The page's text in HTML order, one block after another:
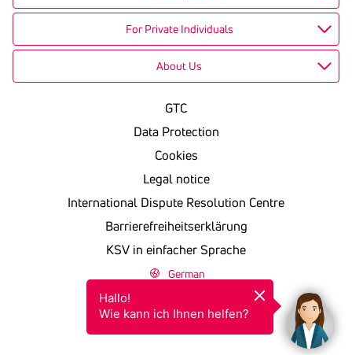
For Private Individuals
About Us
German
GTC
Data Protection
Cookies
Legal notice
International Dispute Resolution Centre
Barrierefreiheitserklärung
KSV in einfacher Sprache
Hallo!
Wie kann ich Ihnen helfen?